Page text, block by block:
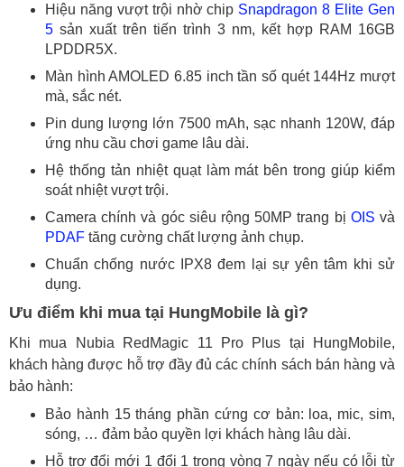
Hiệu năng vượt trội nhờ chip Snapdragon 8 Elite Gen
5 sản xuất trên tiến trình 3 nm, kết hợp RAM 16GB
LPDDR5X.
Màn hình AMOLED 6.85 inch tần số quét 144Hz mượt
mà, sắc nét.
Pin dung lượng lớn 7500 mAh, sạc nhanh 120W, đáp
ứng nhu cầu chơi game lâu dài.
Hệ thống tản nhiệt quạt làm mát bên trong giúp kiểm
soát nhiệt vượt trội.
Camera chính và góc siêu rộng 50MP trang bị OIS và
PDAF tăng cường chất lượng ảnh chụp.
Chuẩn chống nước IPX8 đem lại sự yên tâm khi sử
dụng.
Ưu điểm khi mua tại HungMobile là gì?
Khi mua Nubia RedMagic 11 Pro Plus tại HungMobile,
khách hàng được hỗ trợ đầy đủ các chính sách bán hàng và
bảo hành:
Bảo hành 15 tháng phần cứng cơ bản: loa, mic, sim,
sóng, … đảm bảo quyền lợi khách hàng lâu dài.
Hỗ trợ đổi mới 1 đổi 1 trong vòng 7 ngày nếu có lỗi từ